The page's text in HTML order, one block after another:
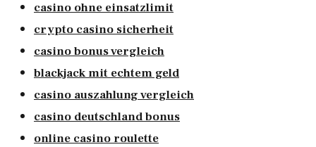
casino ohne einsatzlimit
crypto casino sicherheit
casino bonus vergleich
blackjack mit echtem geld
casino auszahlung vergleich
casino deutschland bonus
online casino roulette